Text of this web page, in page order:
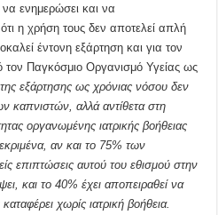
ενημερώσει και να
ότι η χρήση τους δεν αποτελεί απλή
έντονη εξάρτηση και για τον
τον Παγκόσμιο Οργανισμό Υγείας ως
εξάρτησης ως χρόνιας νόσου δεν
καπνιστών, αλλά αντίθετα στη
οργανωμένης ιατρικής βοήθειας
αν και το 75% των
επιπτώσεις αυτού του εθισμού στην
και το 40% έχει αποπειραθεί να
χωρίς ιατρική βοήθεια.